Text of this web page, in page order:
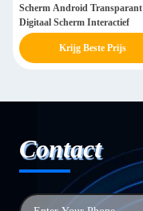
Scherm Android Transparant
Digitaal Scherm Interactief
Krijg Beste Prijs
Contact